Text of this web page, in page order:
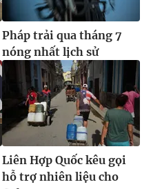
Pháp trải qua tháng 7
nóng nhất lịch sử
Liên Hợp Quốc kêu gọi
hỗ trợ nhiên liệu cho